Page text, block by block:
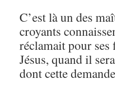
C’est là un des
croyants
réclamait pour ses
Jésus, quand il
dont cette